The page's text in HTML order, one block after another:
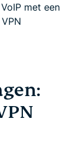
met een
VPN